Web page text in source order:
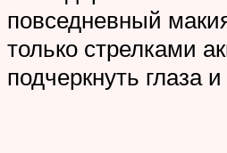
повседневный
только стрелками
подчеркнуть глаза